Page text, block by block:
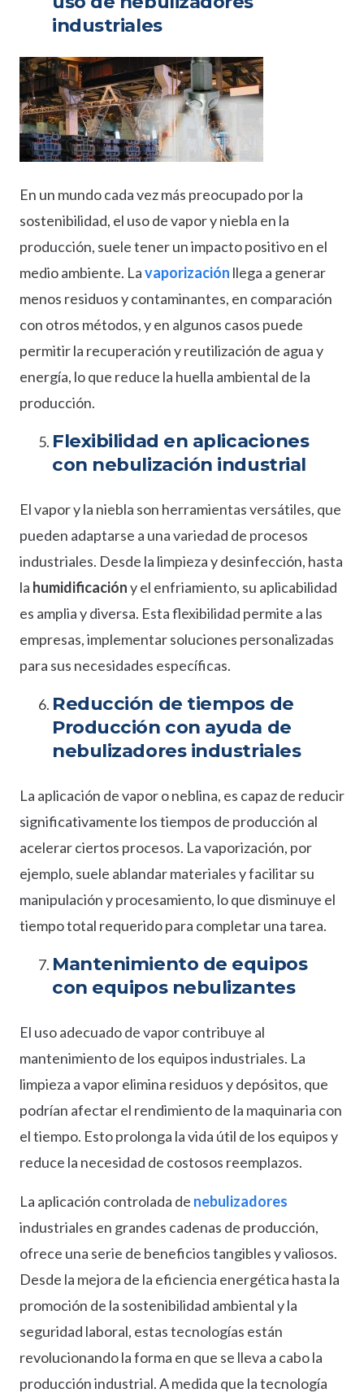
industriales
En un mundo cada vez más preocupado por la
sostenibilidad, el uso de vapor y niebla en la
producción, suele tener un impacto positivo en el
medio ambiente. Lavaporización llega a generar
menos residuos y contaminantes, en comparación
con otros métodos, y en algunos casos puede
permitir la recuperación y reutilización de agua y
energía, lo que reduce la huella ambiental de la
producción.
Flexibilidad en aplicaciones
con nebulización industrial
El vapor y la niebla son herramientas versátiles, que
pueden adaptarse a una variedad de procesos
industriales. Desde la limpieza y desinfección, hasta
la humidificacióny el enfriamiento, su aplicabilidad
es amplia y diversa. Esta flexibilidad permite a las
empresas, implementar soluciones personalizadas
para sus necesidades específicas.
Reducción de tiempos de
Producción con ayuda de
nebulizadores industriales
La aplicación de vapor o neblina, es capaz de reducir
significativamente los tiempos de producción al
acelerar ciertos procesos. La vaporización, por
ejemplo, suele ablandar materiales y facilitar su
manipulación y procesamiento, lo que disminuye el
tiempo total requerido para completar una tarea.
Mantenimiento de equipos
con equipos nebulizantes
El uso adecuado de vapor contribuye al
mantenimiento de los equipos industriales. La
limpieza a vapor elimina residuos y depósitos, que
podrían afectar el rendimiento de la maquinaria con
el tiempo. Esto prolonga la vida útil de los equipos y
reduce la necesidad de costosos reemplazos.
La aplicación controlada de nebulizadores
industriales en grandes cadenas de producción,
ofrece una serie de beneficios tangibles y valiosos.
Desde la mejora de la eficiencia energética hasta la
promoción de la sostenibilidad ambiental y la
seguridad laboral, estas tecnologías están
revolucionando la forma en que se lleva a cabo la
producción industrial. A medida que la tecnología